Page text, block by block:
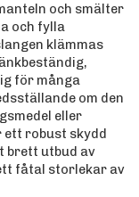
och smälter
och fylla
klämmas
för många
om den
eller
ett robust skydd
brett utbud av
fåtal storlekar av